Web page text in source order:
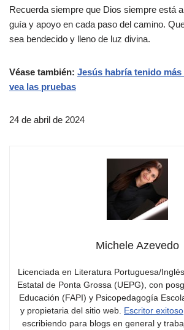
Recuerda siempre que Dios siempre está
guía y apoyo en cada paso del camino.
sea bendecido y lleno de luz divina.
Véase también: Jesús habría tenido más
vea las pruebas
24 de abril de 2024
Michele Azevedo
Licenciada en Literatura Portuguesa/
Estatal de Ponta Grossa (UEPG), con
Educación (FAPI) y Psicopedagogía
y propietaria del sitio web. Escritor exitoso
escribiendo para blogs en general y